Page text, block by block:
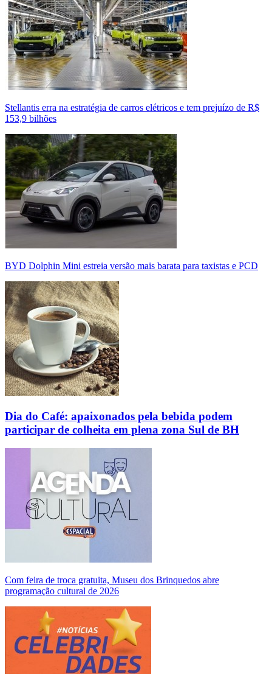
Stellantis erra na estratégia de carros elétricos e tem prejuízo de R$
153,9 bilhões
BYD Dolphin Mini estreia versão mais barata para taxistas e PCD
Dia do Café: apaixonados pela bebida podem
participar de colheita em plena zona Sul de BH
Com feira de troca gratuita, Museu dos Brinquedos abre
programação cultural de 2026